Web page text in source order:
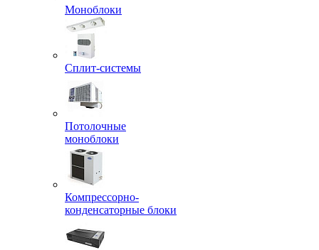
Моноблоки
Сплит-системы
Потолочные
моноблоки
Компрессорно-
конденсаторные блоки